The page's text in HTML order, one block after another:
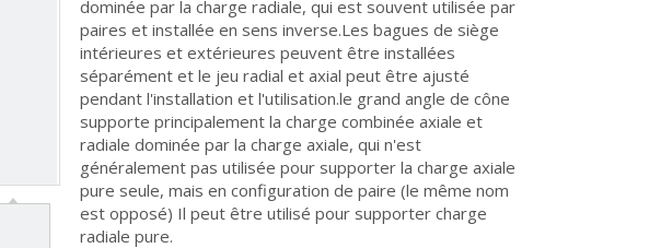
dominée par la charge radiale, qui est souvent utilisée par
paires et installée en sens inverse.Les bagues de siège
intérieures et extérieures peuvent être installées
séparément et le jeu radial et axial peut être ajusté
pendant l'installation et l'utilisation.le grand angle de cône
supporte principalement la charge combinée axiale et
radiale dominée par la charge axiale, qui n'est
généralement pas utilisée pour supporter la charge axiale
pure seule, mais en configuration de paire (le même nom
est opposé) Il peut être utilisé pour supporter charge
radiale pure.